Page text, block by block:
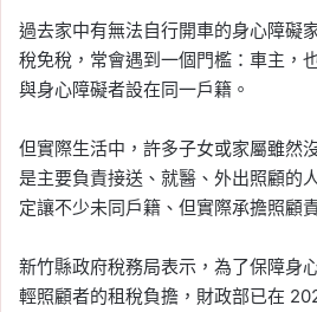
過去家中有無法自行開車的身心障礙
稅免稅，常會遇到一個門檻：車主，
與身心障礙者設在同一戶籍。
但實際生活中，許多子女或家屬雖然
是主要負責接送、就醫、外出照顧的
定讓不少未同戶籍、但實際承擔照顧
新竹縣政府稅務局表示，為了保障身
輕照顧者的租稅負擔，財政部已在